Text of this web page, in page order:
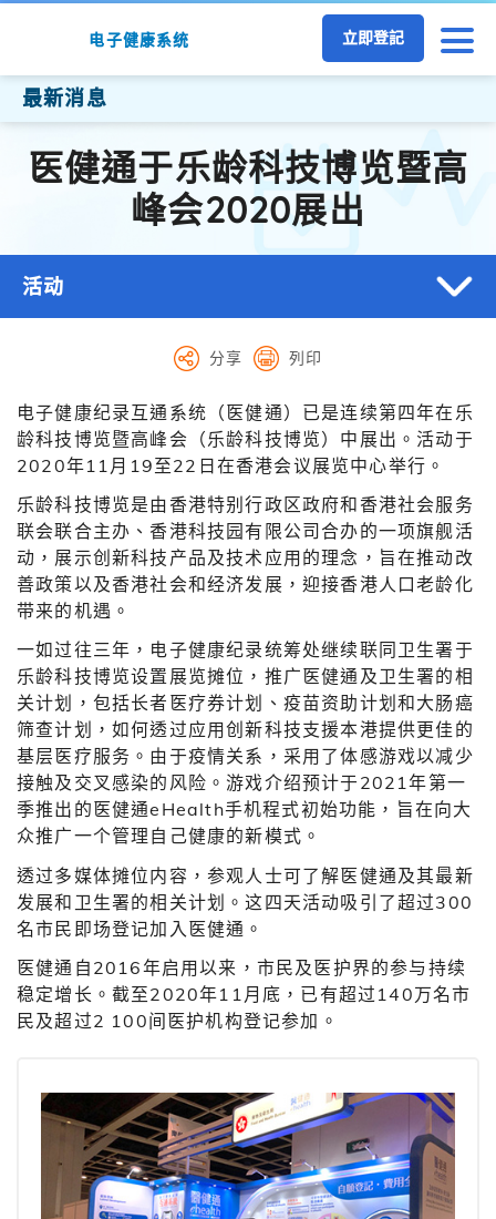
电子健康系统 立即登記
最新消息
医健通于乐龄科技博览暨高
峰会2020展出
活动
分享 列印
电子健康纪录互通系统（医健通）已是连续第四年在乐
龄科技博览暨高峰会（乐龄科技博览）中展出。活动于
2020年11月19至22日在香港会议展览中心举行。
乐龄科技博览是由香港特别行政区政府和香港社会服务
联会联合主办、香港科技园有限公司合办的一项旗舰活
动，展示创新科技产品及技术应用的理念，旨在推动改
善政策以及香港社会和经济发展，迎接香港人口老龄化
带来的机遇。
一如过往三年，电子健康纪录统筹处继续联同卫生署于
乐龄科技博览设置展览摊位，推广医健通及卫生署的相
关计划，包括长者医疗券计划、疫苗资助计划和大肠癌
筛查计划，如何透过应用创新科技支援本港提供更佳的
基层医疗服务。由于疫情关系，采用了体感游戏以减少
接触及交叉感染的风险。游戏介绍预计于2021年第一
季推出的医健通eHealth手机程式初始功能，旨在向大
众推广一个管理自己健康的新模式。
透过多媒体摊位内容，参观人士可了解医健通及其最新
发展和卫生署的相关计划。这四天活动吸引了超过300
名市民即场登记加入医健通。
医健通自2016年启用以来，市民及医护界的参与持续
稳定增长。截至2020年11月底，已有超过140万名市
民及超过2 100间医护机构登记参加。